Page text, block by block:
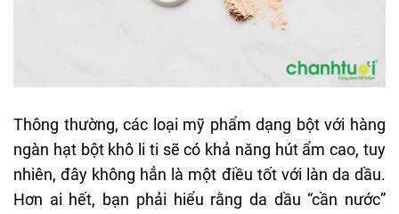
Thông thường, các loại mỹ phẩm dạng bột với hàng
ngàn hạt bột khô li ti sẽ có khả năng hút ẩm cao, tuy
nhiên, đây không hẳn là một điều tốt với làn da dầu.
Hơn ai hết, bạn phải hiểu rằng da dầu “cần nước”